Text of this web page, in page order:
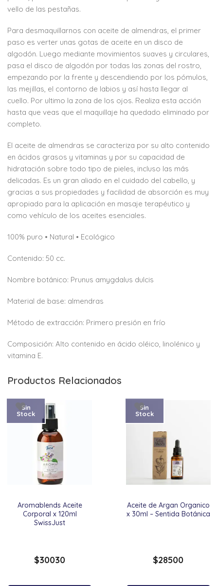
vello de las pestañas.
Para desmaquillarnos con aceite de almendras, el primer
paso es verter unas gotas de aceite en un disco de
algodón. Luego mediante movimientos suaves y circulares,
pasa el disco de algodón por todas las zonas del rostro,
empezando por la frente y descendiendo por los pómulos,
las mejillas, el contorno de labios y así hasta llegar al
cuello. Por ultimo la zona de los ojos. Realiza esta acción
hasta que veas que el maquillaje ha quedado eliminado por
completo.
El aceite de almendras se caracteriza por su alto contenido
en ácidos grasos y vitaminas y por su capacidad de
hidratación sobre todo tipo de pieles, incluso las más
delicadas. Es un gran aliado en el cuidado del cabello, y
gracias a sus propiedades y facilidad de absorción es muy
apropiado para la aplicación en masaje terapéutico y
como vehículo de los aceites esenciales.
100% puro • Natural • Ecológico
Contenido: 50 cc.
Nombre botánico: Prunus amygdalus dulcis
Material de base: almendras
Método de extracción: Primero presión en frío
Composición: Alto contenido en ácido oléico, linolénico y
vitamina E.
Productos Relacionados
Aromablends Aceite
Corporal x 120ml
SwissJust
Sin
Stock
$30030
Aceite de Argan Organico
x 30ml – Sentida Botánica
Sin
Stock
$28500